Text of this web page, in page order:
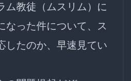
ム教徒（ムスリム）に
なった件について、ス
したのか、早速見てい